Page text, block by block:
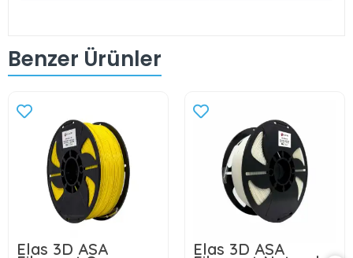
Benzer Ürünler
Elas 3D ASA Elas 3D ASA